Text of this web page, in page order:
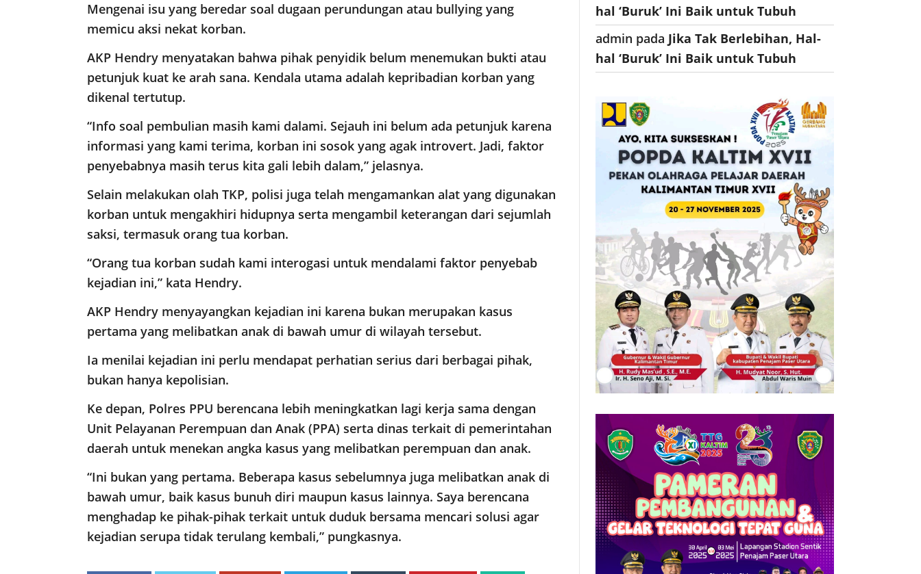
Mengenai isu yang beredar soal dugaan perundungan atau bullying yang
memicu aksi nekat korban.
AKP Hendry menyatakan bahwa pihak penyidik belum menemukan bukti atau
petunjuk kuat ke arah sana. Kendala utama adalah kepribadian korban yang
dikenal tertutup.
“Info soal pembulian masih kami dalami. Sejauh ini belum ada petunjuk karena
informasi yang kami terima, korban ini sosok yang agak introvert. Jadi, faktor
penyebabnya masih terus kita gali lebih dalam,” jelasnya.
Selain melakukan olah TKP, polisi juga telah mengamankan alat yang digunakan
korban untuk mengakhiri hidupnya serta mengambil keterangan dari sejumlah
saksi, termasuk orang tua korban.
“Orang tua korban sudah kami interogasi untuk mendalami faktor penyebab
kejadian ini,” kata Hendry.
AKP Hendry menyayangkan kejadian ini karena bukan merupakan kasus
pertama yang melibatkan anak di bawah umur di wilayah tersebut.
Ia menilai kejadian ini perlu mendapat perhatian serius dari berbagai pihak,
bukan hanya kepolisian.
Ke depan, Polres PPU berencana lebih meningkatkan lagi kerja sama dengan
Unit Pelayanan Perempuan dan Anak (PPA) serta dinas terkait di pemerintahan
daerah untuk menekan angka kasus yang melibatkan perempuan dan anak.
“Ini bukan yang pertama. Beberapa kasus sebelumnya juga melibatkan anak di
bawah umur, baik kasus bunuh diri maupun kasus lainnya. Saya berencana
menghadap ke pihak-pihak terkait untuk duduk bersama mencari solusi agar
kejadian serupa tidak terulang kembali,” pungkasnya.
hal ‘Buruk’ Ini Baik untuk Tubuh
admin pada Jika Tak Berlebihan, Hal-
hal ‘Buruk’ Ini Baik untuk Tubuh